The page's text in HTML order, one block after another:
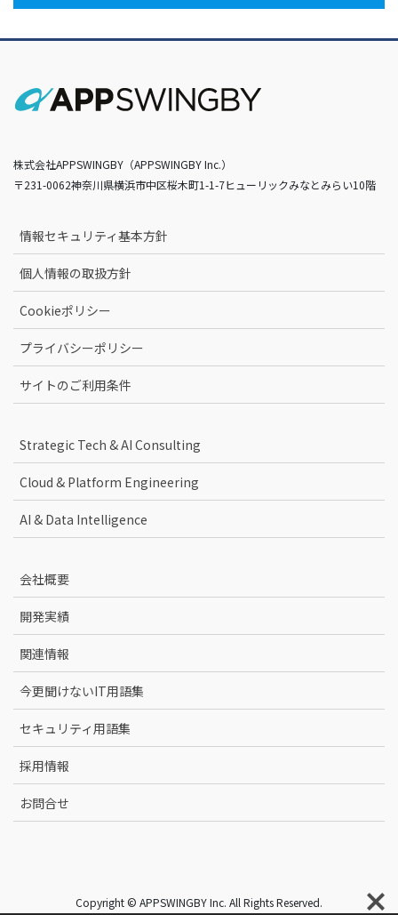
株式会社APPSWINGBY（APPSWINGBY Inc.）
〒231-0062神奈川県横浜市中区桜木町1-1-7ヒューリックみなとみらい10階
情報セキュリティ基本方針
個人情報の取扱方針
Cookieポリシー
プライバシーポリシー
サイトのご利用条件
Strategic Tech & AI Consulting
Cloud & Platform Engineering
AI & Data Intelligence
会社概要
開発実績
関連情報
今更聞けないIT用語集
セキュリティ用語集
採用情報
お問合せ
Copyright © APPSWINGBY Inc. All Rights Reserved.